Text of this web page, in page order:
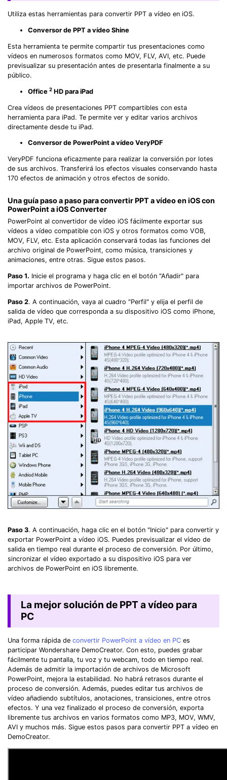
Utiliza estas herramientas para convertir PPT a vídeo en iOS.
Conversor de PPT a vídeo Shine
Esta herramienta te permite compartir tus presentaciones como
vídeos en numerosos formatos como MOV, FLV, AVI, etc. Puede
previsualizar su presentación antes de presentarla finalmente a su
público.
Office 2 HD para iPad
Crea vídeos de presentaciones PPT compartibles con esta
herramienta para iPad. Te permite ver y editar varios archivos
directamente desde tu iPad.
Conversor de PowerPoint a vídeo VeryPDF
VeryPDF funciona eficazmente para realizar la conversión por lotes
de sus archivos. Transferirá los efectos visuales conservando hasta
170 efectos de animación y otros efectos de sonido.
Una guía paso a paso para convertir PPT a vídeo en iOS con
PowerPoint a iOS Converter
PowerPoint al convertidor de vídeo iOS fácilmente exportar sus
vídeos a vídeo compatible con iOS y otros formatos como VOB,
MOV, FLV, etc. Esta aplicación conservará todas las funciones del
archivo original de PowerPoint, como música, transiciones y
animaciones, entre otras. Sigue estos pasos.
Paso 1. Inicie el programa y haga clic en el botón "Añadir" para
importar archivos de PowerPoint.
Paso 2. A continuación, vaya al cuadro "Perfil" y elija el perfil de
salida de vídeo que corresponda a su dispositivo iOS como iPhone,
iPad, Apple TV, etc.
Paso 3. A continuación, haga clic en el botón "Inicio" para convertir y
exportar PowerPoint a vídeo iOS. Puedes previsualizar el vídeo de
salida en tiempo real durante el proceso de conversión. Por último,
sincronizar el vídeo exportado a su dispositivo iOS para ver
archivos de PowerPoint en iOS libremente.
La mejor solución de PPT a vídeo para
PC
Una forma rápida de convertir PowerPoint a vídeo en PC es
participar Wondershare DemoCreator. Con esto, puedes grabar
fácilmente tu pantalla, tu voz y tu webcam, todo en tiempo real.
Además de admitir la importación de archivos de Microsoft
PowerPoint, mejora la estabilidad. No habrá retrasos durante el
proceso de conversión. Además, puedes editar tus archivos de
vídeo añadiendo subtítulos, anotaciones, transiciones, entre otros
efectos. Y una vez finalizado el proceso de conversión, exporta
libremente tus archivos en varios formatos como MP3, MOV, WMV,
AVI y muchos más. Sigue estos pasos para convertir PPT a vídeo en
DemoCreator.